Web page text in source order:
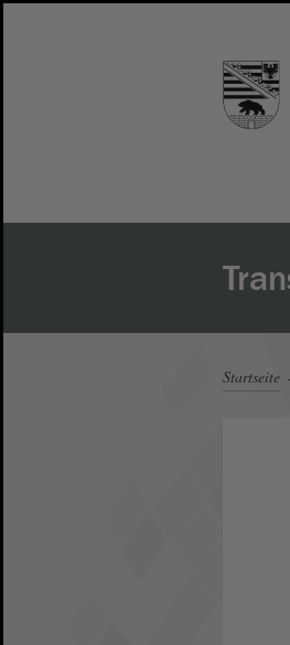
Startseite